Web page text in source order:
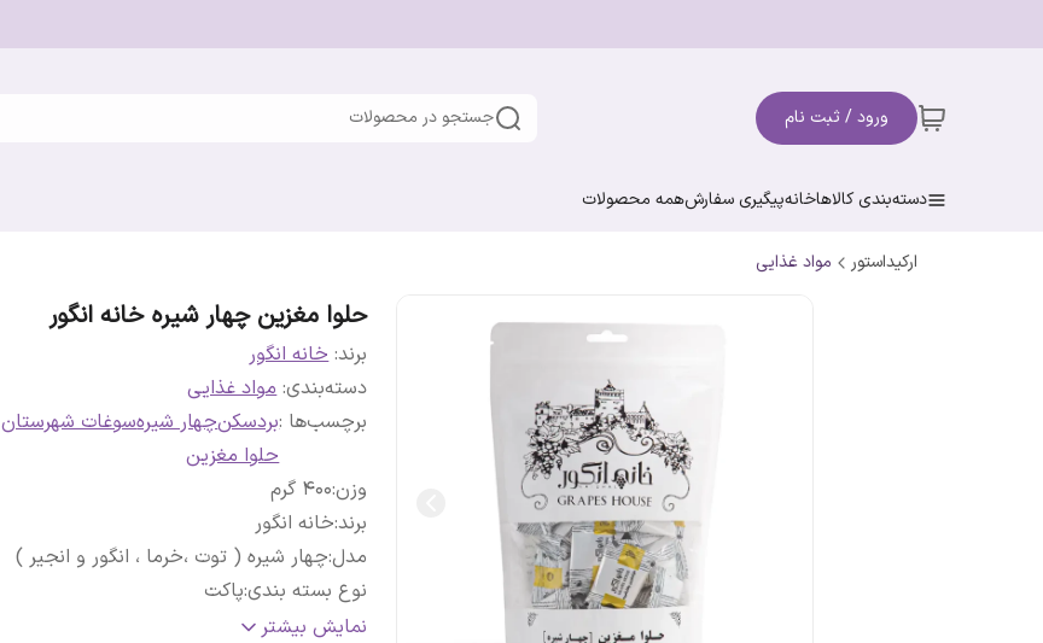
ورود / ثبت نام جستجو در محصولات
دسته‌بندی کالاهاخانهپیگیری سفارشهمه محصولات
ارکیداستور مواد غذایی
حلوا مغزین چهار شیره خانه انگور
برند: خانه انگور
دسته‌بندی:مواد غذایی
برچسب‌ها :بردسکنچهار شیرهسوغات شهرستان
حلوا مغزین
وزن:400 گرم
برند:خانه انگور
مدل:چهار شیره ( توت ،خرما ، انگور و انجیر )
نوع بسته‌ بندی:پاکت
مغز خوراکی:گردو یا پستهنمایش بیشتر